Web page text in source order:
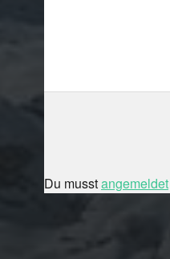
Du musstangemeldet